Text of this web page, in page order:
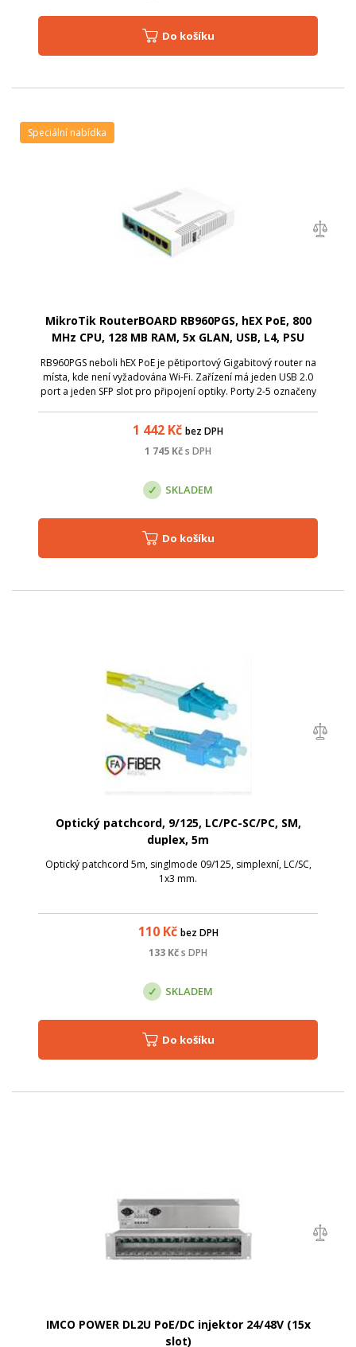
Do košíku
MikroTik RouterBOARD RB960PGS, hEX PoE, 800
MHz CPU, 128 MB RAM, 5x GLAN, USB, L4, PSU
RB960PGS neboli hEX PoE je pětiportový Gigabitový router na
místa, kde není vyžadována Wi-Fi. Zařízení má jeden USB 2.0
port a jeden SFP slot pro připojení optiky. Porty 2-5 označeny
1 442 Kč bez DPH
1 745 Kčs DPH
Speciální nabídka
SKLADEM
Do košíku
Optický patchcord, 9/125, LC/PC-SC/PC, SM,
duplex, 5m
Optický patchcord 5m, singlmode 09/125, simplexní, LC/SC,
1x3 mm.
110Kč bez DPH
133 Kčs DPH
SKLADEM
Do košíku
IMCO POWER DL2U PoE/DC injektor 24/48V (15x
slot)